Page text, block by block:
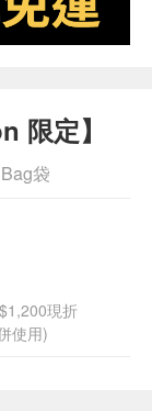
限定】
袋
現折
使用)